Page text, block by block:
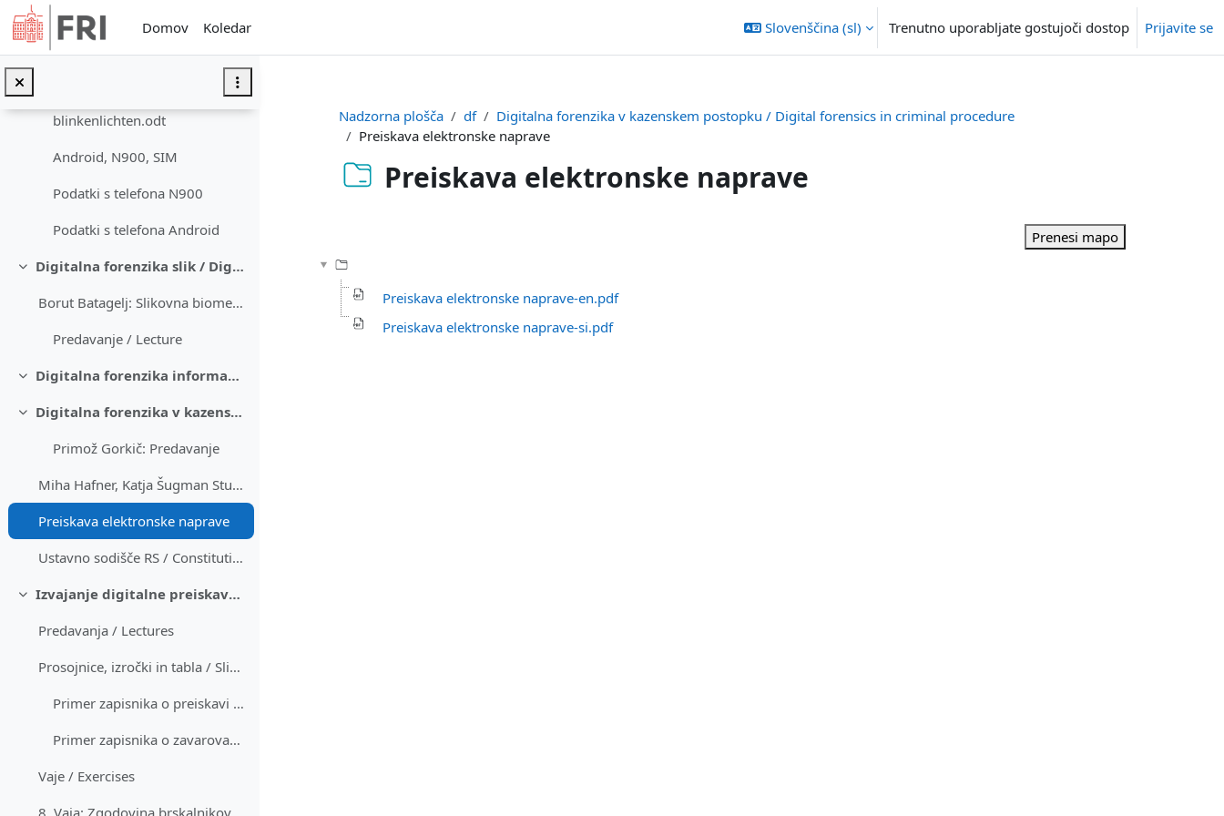
Preskoči na glavno vsebino
Domov
Koledar Slovenščina ‎(sl)‎ Trenutno uporabljate gostujoči dostop Prijavite se
Stara navodila / Old instructions:
blinkenlichten.odt
Android, N900, SIM
Podatki s telefona N900
Podatki s telefona Android
Skrči
Digitalna forenzika slik / Digital forensics of images
Borut Batagelj: Slikovna biometrija v forenziki / Image-Based Biometrics in Forensic Science
Predavanje / Lecture
Skrči Digitalna forenzika informacij odprtega tipa / Digital forensics of open source intelligence
Skrči
Digitalna forenzika v kazenskem postopku / Digital forensics in criminal procedure
Primož Gorkič: Predavanje
Miha Hafner, Katja Šugman Stubbs: Kazenski pravosodni sistem
Preiskava elektronske naprave
Ustavno sodišče RS / Constitutional Court RS: Odločba Up-979/15-72
Skrči
Izvajanje digitalne preiskave / Running digital investigation
Predavanja / Lectures
Prosojnice, izročki in tabla / Slides, handouts and whiteboard
Primer zapisnika o preiskavi elektronske naprave
Primer zapisnika o zavarovanju podatkov elektronske naprave
Vaje / Exercises
Nadzorna plošča df
Digitalna forenzika v kazenskem postopku / Digital forensics in criminal procedure
Preiskava elektronske naprave
Preiskava elektronske naprave
Prenesi mapo
Preiskava elektronske naprave-en.pdf
Preiskava elektronske naprave-si.pdf